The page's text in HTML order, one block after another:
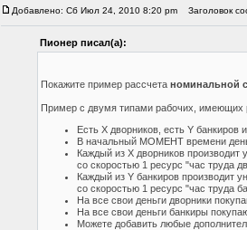
Добавлено: Сб Июл 24, 2010 8:20 pm Заголовок
Пионер писал(а):
Покажите пример рассчета номинальной
Пример с двумя типами рабочих, имеющих
Есть X дворников, есть Y банкиров
В начальный МОМЕНТ времени
Каждый из X дворников производит
со скоростью 1 ресурс "час труда
Каждый из Y банкиров производит
со скоростью 1 ресурс "час труда
На все свои деньги дворники
На все свои деньги банкиры
Можете добавить любые